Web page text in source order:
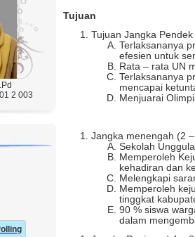
2 003
Tujuan
Tujuan Jangka
Terlaksananya
efesien untuk
Rata – rata UN
Terlaksananya
mencapai
Menjuarai
Jangka menengah (2
Sekolah
Memperoleh
kehadiran dan
Melengkapi
Memperoleh
tinggkat
90 % siswa
dalam